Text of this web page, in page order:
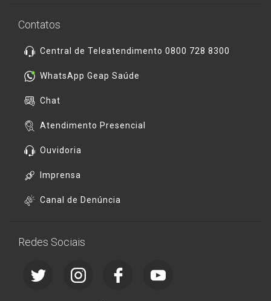
Contatos
Central de Teleatendimento 0800 728 8300
WhatsApp Geap Saúde
Chat
Atendimento Presencial
Ouvidoria
Imprensa
Canal de Denúncia
Redes Sociais